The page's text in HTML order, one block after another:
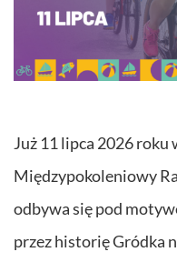
Już 11 lipca 2026
Międzypokoleniowy
odbywa się pod
przez historię Gródka